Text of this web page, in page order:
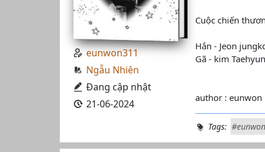
eunwon311
Ngẫu Nhiên
Đang cập nhật
21-06-2024
Cuộc chiến
Hắn - Jeon
Gã - kim
author : eunwon
Tags: #eunwon